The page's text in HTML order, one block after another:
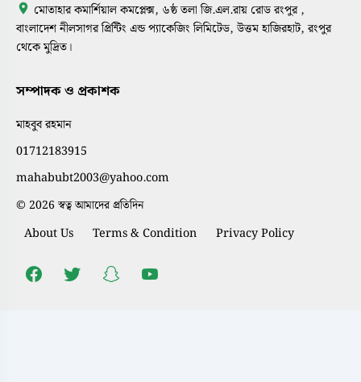
মোতাহার কমার্শিয়াল কমপ্লেক্স, ৬ষ্ঠ তলা জি.এল.রায় রোড রংপুর ,
বাংলাদেশ নীলসাগর প্রিন্টিং এন্ড প্যাকেজিং লিমিটেড, উত্তম হাজিরহাট, রংপুর
থেকে মুদ্রিত।
সম্পাদক ও প্রকাশক
মাহবুব রহমান
01712183915
mahabubt2003@yahoo.com
© 2026 স্বত্ব আমাদের প্রতিদিন
About Us Terms & Condition Privacy Policy